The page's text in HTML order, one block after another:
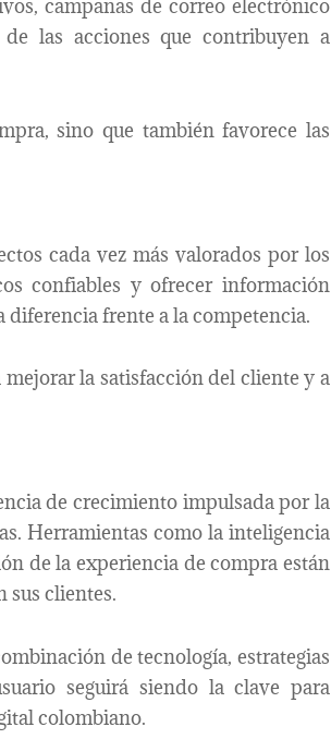
campañas de correo electrónico
de las acciones que contribuyen a
sino que también favorece las
cada vez más valorados por los
confiables y ofrecer información
diferencia frente a la competencia.
la satisfacción del cliente y a
de crecimiento impulsada por la
Herramientas como la inteligencia
de la experiencia de compra están
sus clientes.
de tecnología, estrategias
seguirá siendo la clave para
colombiano.